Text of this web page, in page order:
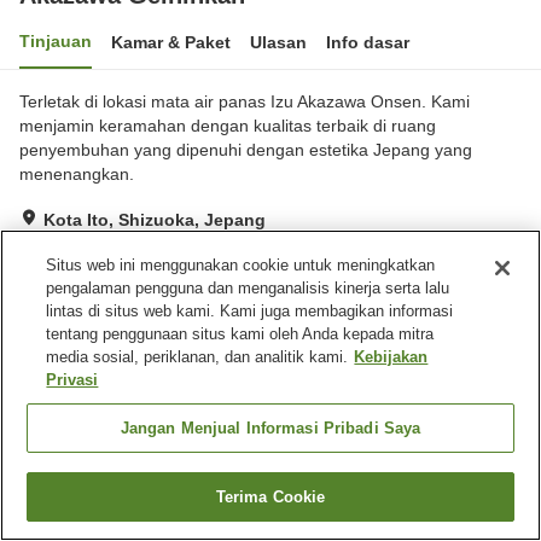
Tinjauan Kamar & Paket Ulasan Info dasar
Terletak di lokasi mata air panas Izu Akazawa Onsen. Kami
menjamin keramahan dengan kualitas terbaik di ruang
penyembuhan yang dipenuhi dengan estetika Jepang yang
menenangkan.
Kota Ito, Shizuoka, Jepang
Luar biasa Ulasan:17
Fasilitas properti
Wi-Fi
Beranda Jepang Shizuoka Kota Ito Akazawa Geihinkan
Cari kamar
Situs web ini menggunakan cookie untuk meningkatkan
pengalaman pengguna dan menganalisis kinerja serta lalu
lintas di situs web kami. Kami juga membagikan informasi
tentang penggunaan situs kami oleh Anda kepada mitra
media sosial, periklanan, dan analitik kami. Kebijakan
Privasi
Jangan Menjual Informasi Pribadi Saya
Terima Cookie